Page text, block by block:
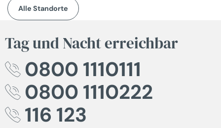
Alle Standorte
Tag und Nacht erreichbar
0800 1110111
0800 1110222
116 123